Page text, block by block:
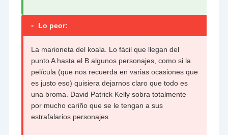
- Lo peor:
La marioneta del koala. Lo fácil que llegan del
punto A hasta el B algunos personajes, como si la
película (que nos recuerda en varias ocasiones que
es justo eso) quisiera dejarnos claro que todo es
una broma. David Patrick Kelly sobra totalmente
por mucho cariño que se le tengan a sus
estrafalarios personajes.